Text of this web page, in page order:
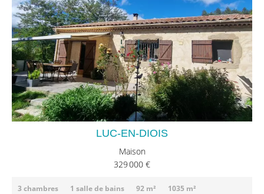
LUC-EN-DIOIS
Maison
329 000 €
3 chambres 1 salle de bains 92 m² 1035 m²